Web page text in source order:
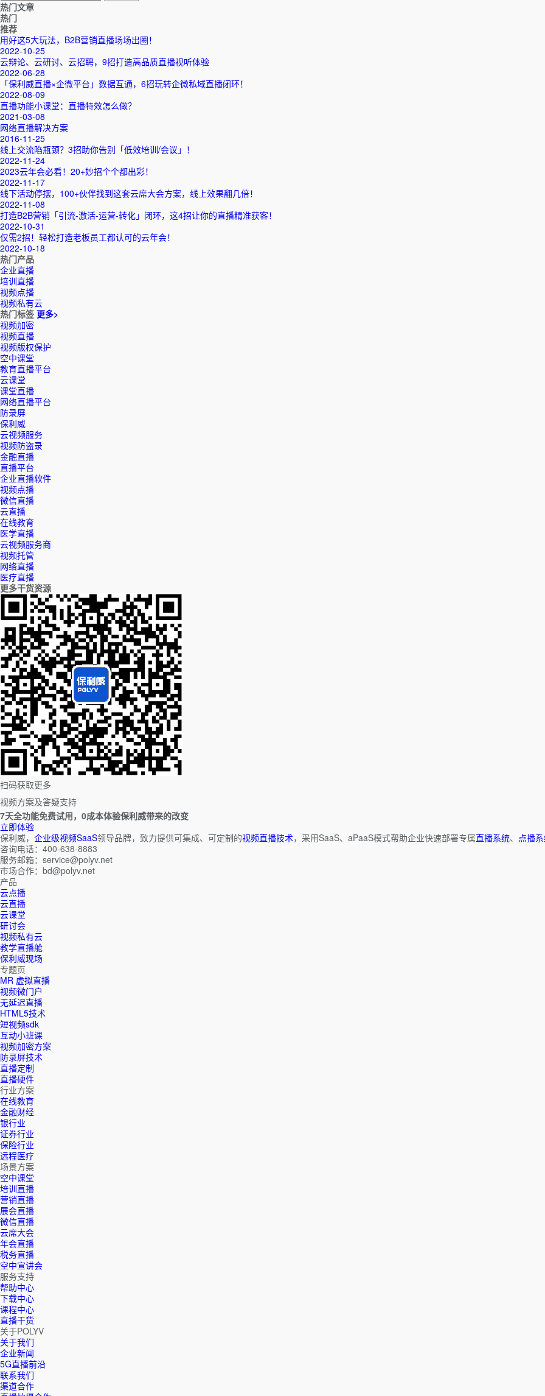
热门文章
热门
推荐
用好这5大玩法，B2B营销直播场场出圈！
2022-10-25
云辩论、云研讨、云招聘，9招打造高品质直播视听体验
2022-06-28
「保利威直播×企微平台」数据互通，6招玩转企微私域直播闭环！
2022-08-09
直播功能小课堂：直播特效怎么做？
2021-03-08
网络直播解决方案
2016-11-25
线上交流陷瓶颈？3招助你告别「低效培训/会议」！
2022-11-24
2023云年会必看！20+妙招个个都出彩！
2022-11-17
线下活动停摆，100+伙伴找到这套云席大会方案，线上效果翻几倍！
2022-11-08
打造B2B营销「引流-激活-运营-转化」闭环，这4招让你的直播精准获客！
2022-10-31
仅需2招！轻松打造老板员工都认可的云年会！
2022-10-18
热门产品
企业直播
培训直播
视频点播
视频私有云
热门标签 更多>
视频加密
视频直播
视频版权保护
空中课堂
教育直播平台
云课堂
课堂直播
网络直播平台
防录屏
保利威
云视频服务
视频防盗录
金融直播
直播平台
企业直播软件
视频点播
微信直播
云直播
在线教育
医学直播
云视频服务商
视频托管
网络直播
医疗直播
更多干货资源
扫码获取更多
视频方案及答疑支持
7天全功能免费试用，0成本体验保利威带来的改变
立即体验
保利威， 企业级视频SaaS领导品牌，致力提供可集成、可定制的视频直播技术，采用SaaS、aPaaS模式帮助企业快速部署专属直播系统、 点播
咨询电话：400-638-8883
服务邮箱：service@polyv.net
市场合作：bd@polyv.net
产品
云点播
云直播
云课堂
研讨会
视频私有云
教学直播舱
保利威现场
专题页
MR 虚拟直播
视频微门户
无延迟直播
HTML5技术
短视频sdk
互动小班课
视频加密方案
防录屏技术
直播定制
直播硬件
行业方案
在线教育
金融财经
银行业
证券行业
保险行业
远程医疗
场景方案
空中课堂
培训直播
营销直播
展会直播
微信直播
云席大会
年会直播
税务直播
空中宣讲会
服务支持
帮助中心
下载中心
课程中心
直播干货
关于POLYV
关于我们
企业新闻
5G直播前沿
联系我们
渠道合作